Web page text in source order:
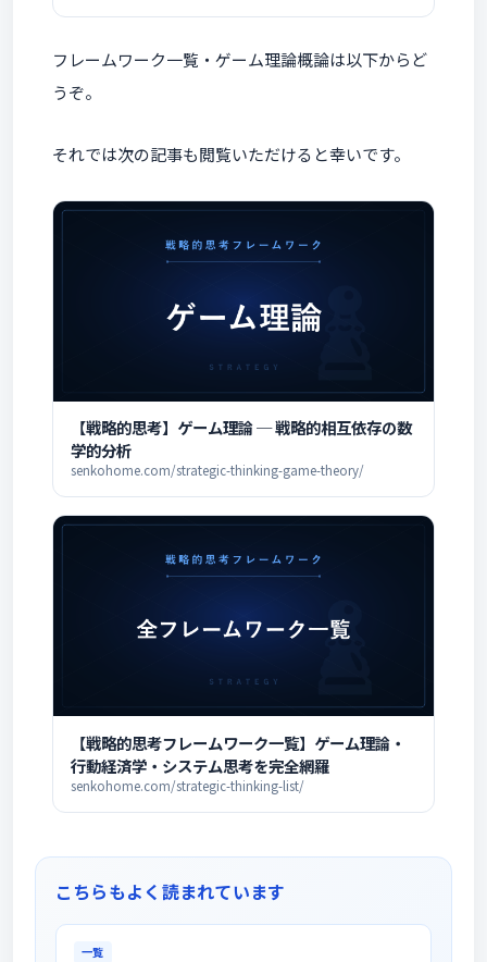
フレームワーク一覧・ゲーム理論概論は以下からど
うぞ。
それでは次の記事も閲覧いただけると幸いです。
【戦略的思考】ゲーム理論 ─ 戦略的相互依存の数
学的分析
senkohome.com/strategic-thinking-game-theory/
【戦略的思考フレームワーク一覧】ゲーム理論・
行動経済学・システム思考を完全網羅
senkohome.com/strategic-thinking-list/
こちらもよく読まれています
一覧